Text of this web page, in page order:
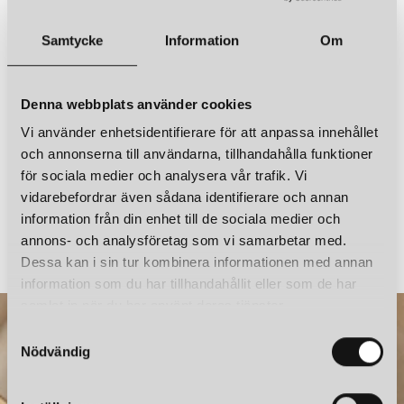
Samtycke Information Om
Denna webbplats använder cookies
Vi använder enhetsidentifierare för att anpassa innehållet
och annonserna till användarna, tillhandahålla funktioner
för sociala medier och analysera vår trafik. Vi
vidarebefordrar även sådana identifierare och annan
information från din enhet till de sociala medier och
annons- och analysföretag som vi samarbetar med.
Dessa kan i sin tur kombinera informationen med annan
information som du har tillhandahållit eller som de har
t
Nödvändig
Övrigt
SANTA & COLE
LÄGG I VARUKORGEN
SANTA & COLE
LÄGG I VARUKORGEN
SANTA & COLE
4 620 kr
SANTA & COLE
3 150 kr